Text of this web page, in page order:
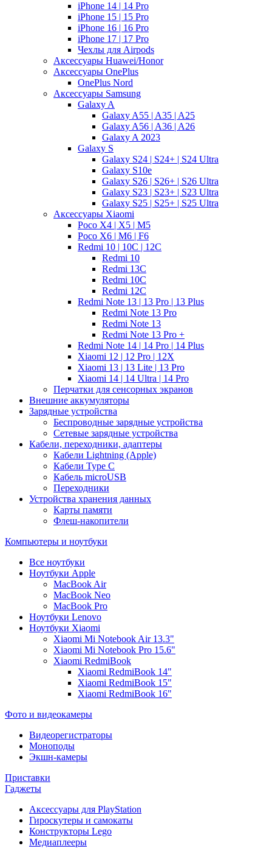
iPhone 14 | 14 Pro
iPhone 15 | 15 Pro
iPhone 16 | 16 Pro
iPhone 17 | 17 Pro
Чехлы для Airpods
Аксессуары Huawei/Honor
Аксессуары OnePlus
OnePlus Nord
Аксессуары Samsung
Galaxy A
Galaxy A55 | A35 | A25
Galaxy A56 | A36 | A26
Galaxy A 2023
Galaxy S
Galaxy S24 | S24+ | S24 Ultra
Galaxy S10e
Galaxy S26 | S26+ | S26 Ultra
Galaxy S23 | S23+ | S23 Ultra
Galaxy S25 | S25+ | S25 Ultra
Аксессуары Xiaomi
Poco X4 | X5 | M5
Poco X6 | M6 | F6
Redmi 10 | 10C | 12C
Redmi 10
Redmi 13C
Redmi 10C
Redmi 12C
Redmi Note 13 | 13 Pro | 13 Plus
Redmi Note 13 Pro
Redmi Note 13
Redmi Note 13 Pro +
Redmi Note 14 | 14 Pro | 14 Plus
Xiaomi 12 | 12 Pro | 12X
Xiaomi 13 | 13 Lite | 13 Pro
Xiaomi 14 | 14 Ultra | 14 Pro
Перчатки для сенсорных экранов
Внешние аккумуляторы
Зарядные устройства
Беспроводные зарядные устройства
Сетевые зарядные устройства
Кабели, переходники, адаптеры
Кабели Lightning (Apple)
Кабели Type C
Кабель microUSB
Переходники
Устройства хранения данных
Карты памяти
Флеш-накопители
Компьютеры и ноутбуки
Все ноутбуки
Ноутбуки Apple
MacBook Air
MacBook Neo
MacBook Pro
Ноутбуки Lenovo
Ноутбуки Xiaomi
Xiaomi Mi Notebook Air 13.3"
Xiaomi Mi Notebook Pro 15.6"
Xiaomi RedmiBook
Xiaomi RedmiBook 14"
Xiaomi RedmiBook 15"
Xiaomi RedmiBook 16"
Фото и видеокамеры
Видеорегистраторы
Моноподы
Экшн-камеры
Приставки
Гаджеты
Аксессуары для PlayStation
Гироскутеры и самокаты
Конструкторы Lego
Медиаплееры